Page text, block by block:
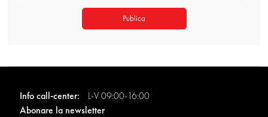
Publica
Info call-center:
L-V 09:00-16:00
Abonare la newsletter